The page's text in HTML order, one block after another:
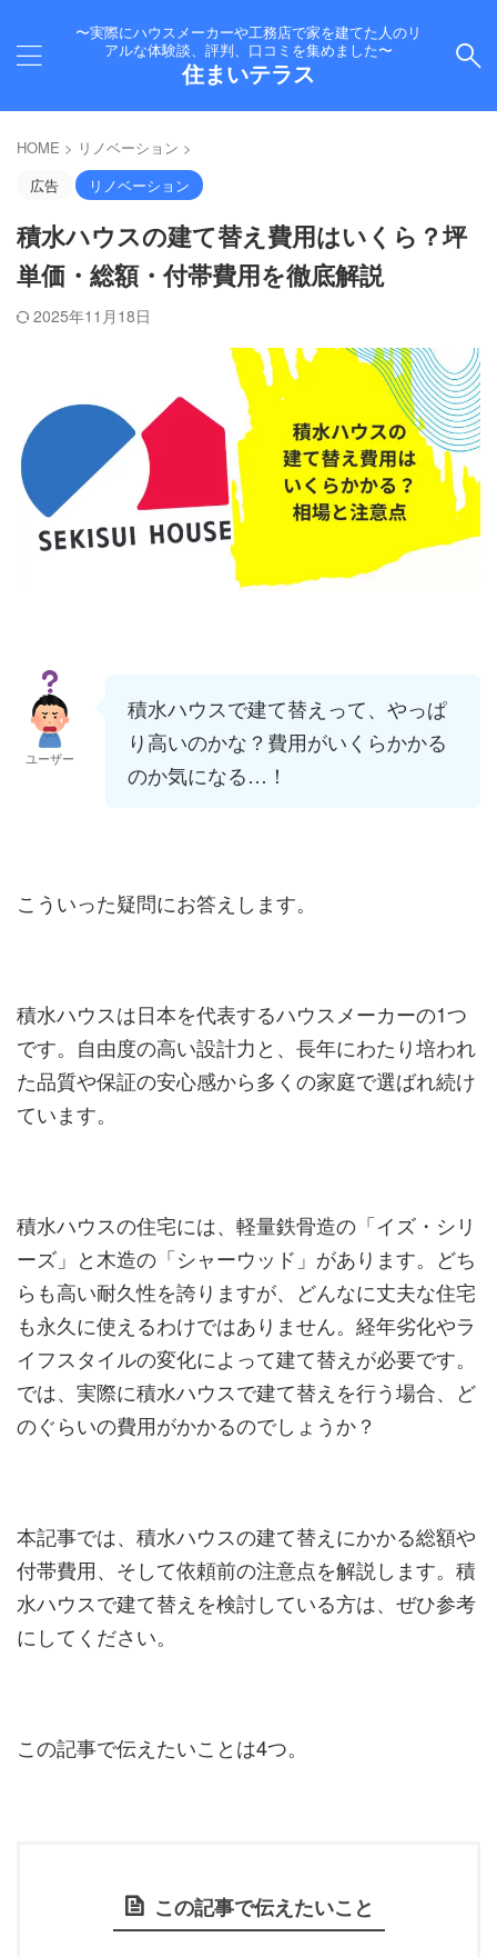
〜実際にハウスメーカーや工務店で家を建てた人のリ
アルな体験談、評判、口コミを集めました〜
住まいテラス
HOME > リノベーション >
広告
リノベーション
積水ハウスの建て替え費用はいくら？坪
単価・総額・付帯費用を徹底解説
2025年11月18日
ユーザー
積水ハウスで建て替えって、やっぱ
り高いのかな？費用がいくらかかる
のか気になる…！
こういった疑問にお答えします。
積水ハウスは日本を代表するハウスメーカーの1つ
です。自由度の高い設計力と、長年にわたり培われ
た品質や保証の安心感から多くの家庭で選ばれ続け
ています。
積水ハウスの住宅には、軽量鉄骨造の「イズ・シリ
ーズ」と木造の「シャーウッド」があります。どち
らも高い耐久性を誇りますが、どんなに丈夫な住宅
も永久に使えるわけではありません。経年劣化やラ
イフスタイルの変化によって建て替えが必要です。
では、実際に積水ハウスで建て替えを行う場合、ど
のぐらいの費用がかかるのでしょうか？
本記事では、積水ハウスの建て替えにかかる総額や
付帯費用、そして依頼前の注意点を解説します。積
水ハウスで建て替えを検討している方は、ぜひ参考
にしてください。
この記事で伝えたいことは4つ。
この記事で伝えたいこと